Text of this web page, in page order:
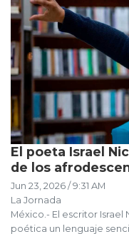
El poeta Israel
de los
Jun 23, 2026 / 9:31 AM
La Jornada
México.- El escritor Israel
poética un lenguaje